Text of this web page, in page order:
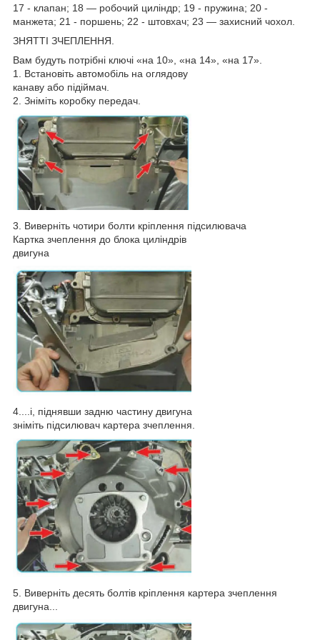
17 - клапан; 18 — робочий циліндр; 19 - пружина; 20 -
манжета; 21 - поршень; 22 - штовхач; 23 — захисний чохол.
ЗНЯТТІ ЗЧЕПЛЕННЯ.
Вам будуть потрібні ключі «на 10», «на 14», «на 17».
1. Встановіть автомобіль на оглядову
канаву або підіймач.
2. Зніміть коробку передач.
3. Виверніть чотири болти кріплення підсилювача
Картка зчеплення до блока циліндрів
двигуна
4....і, піднявши задню частину двигуна
зніміть підсилювач картера зчеплення.
5. Виверніть десять болтів кріплення картера зчеплення
двигуна...